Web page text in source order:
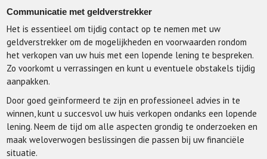
Communicatie met geldverstrekker
Het is essentieel om tijdig contact op te nemen met uw
geldverstrekker om de mogelijkheden en voorwaarden rondom
het verkopen van uw huis met een lopende lening te bespreken.
Zo voorkomt u verrassingen en kunt u eventuele obstakels tijdig
aanpakken.
Door goed geïnformeerd te zijn en professioneel advies in te
winnen, kunt u succesvol uw huis verkopen ondanks een lopende
lening. Neem de tijd om alle aspecten grondig te onderzoeken en
maak weloverwogen beslissingen die passen bij uw financiële
situatie.